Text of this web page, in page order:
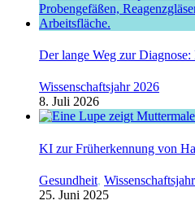
Der lange Weg zur
Wissenschaftsjahr 2026
8. Juli 2026
KI zur Früherkennung von
Gesundheit,
25. Juni 2025